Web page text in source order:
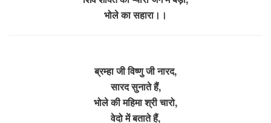
भोले का सहारा।।
ब्रम्हा जी विष्णु जी नारद,
सारद सुनाते हैं,
भोले की महिमा श्री चारो,
वेदो में बताते हैं,